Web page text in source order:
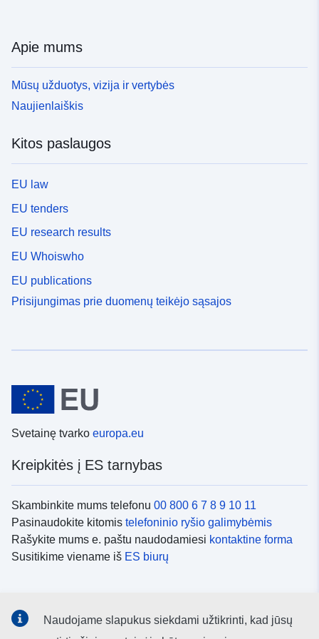
Apie mums
Mūsų užduotys, vizija ir vertybės
Naujienlaiškis
Kitos paslaugos
EU law
EU tenders
EU research results
EU Whoiswho
EU publications
Prisijungimas prie duomenų teikėjo sąsajos
Svetainę tvarko europa.eu
Kreipkitės į ES tarnybas
Skambinkite mums telefonu 00 800 6 7 8 9 10 11
Pasinaudokite kitomis telefoninio ryšio galimybėmis
Rašykite mums e. paštu naudodamiesi kontaktine forma
Susitikime viename iš ES biurų
Naudojame slapukus siekdami užtikrinti, kad jūsų